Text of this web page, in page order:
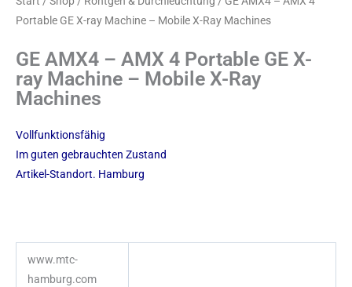
Portable GE X-ray Machine – Mobile X-Ray Machines
GE AMX4 – AMX 4 Portable GE X-
ray Machine – Mobile X-Ray
Machines
Vollfunktionsfähig
Im guten gebrauchten Zustand
Artikel-Standort. Hamburg
www.mtc-
hamburg.com